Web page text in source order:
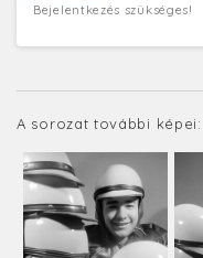
Bejelentkezés szükséges!
A sorozat további képei: